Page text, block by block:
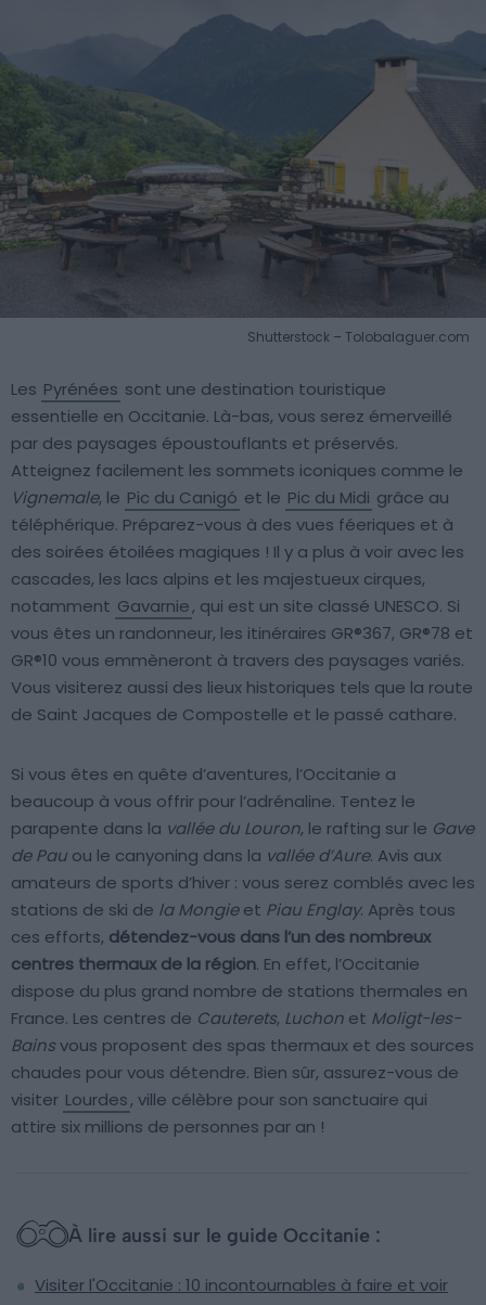
Shutterstock – Tolobalaguer.com
Les Pyrénées sont une destination touristique
essentielle en Occitanie. Là-bas, vous serez émerveillé
par des paysages époustouflants et préservés.
Atteignez facilement les sommets iconiques comme le
Vignemale, le Pic du Canigó et le Pic du Midi grâce au
téléphérique. Préparez-vous à des vues féeriques et à
des soirées étoilées magiques ! Il y a plus à voir avec les
cascades, les lacs alpins et les majestueux cirques,
notamment Gavarnie, qui est un site classé UNESCO. Si
vous êtes un randonneur, les itinéraires GR®367, GR®78 et
GR®10 vous emmèneront à travers des paysages variés.
Vous visiterez aussi des lieux historiques tels que la route
de Saint Jacques de Compostelle et le passé cathare.
Si vous êtes en quête d’aventures, l’Occitanie a
beaucoup à vous offrir pour l’adrénaline. Tentez le
parapente dans la vallée du Louron, le rafting sur le Gave
de Pau ou le canyoning dans la vallée d’Aure. Avis aux
amateurs de sports d’hiver : vous serez comblés avec les
stations de ski de la Mongieet Piau Englay. Après tous
ces efforts, détendez-vous dans l’un des nombreux
centres thermaux de la région. En effet, l’Occitanie
dispose du plus grand nombre de stations thermales en
France. Les centres de Cauterets, Luchon et Moligt-les-
Bainsvous proposent des spas thermaux et des sources
chaudes pour vous détendre. Bien sûr, assurez-vous de
visiter Lourdes, ville célèbre pour son sanctuaire qui
attire six millions de personnes par an !
À lire aussi sur le guide Occitanie :
Visiter l'Occitanie : 10 incontournables à faire et voir